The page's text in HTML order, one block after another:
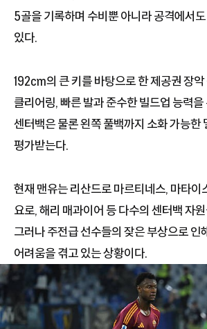
5골을 기록하며 수비뿐 아니라 공격에서
있다.
192cm의 큰 키를 바탕으로 한 제공권 장
클리어링, 빠른 발과 준수한 빌드업 능력을
센터백은 물론 왼쪽 풀백까지 소화 가능한
평가받는다.
현재 맨유는 리산드로 마르티네스, 마타이
요로, 해리 매과이어 등 다수의 센터백 자
그러나 주전급 선수들의 잦은 부상으로 인
어려움을 겪고 있는 상황이다.